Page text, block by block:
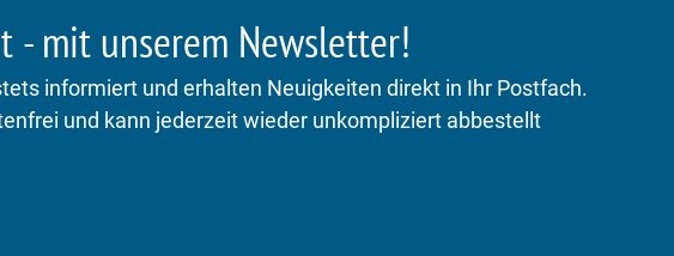
- mit unserem Newsletter!
informiert und erhalten Neuigkeiten direkt in Ihr Postfach.
und kann jederzeit wieder unkompliziert abbestellt